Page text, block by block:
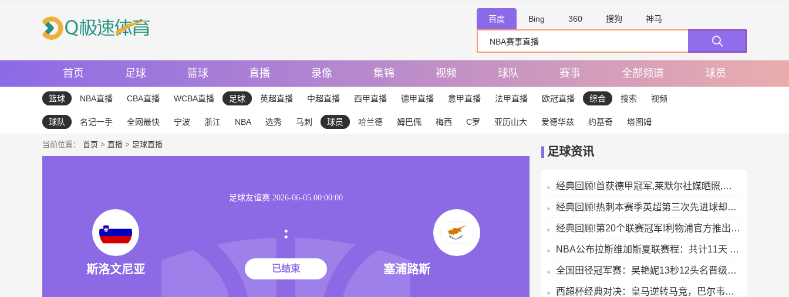
百度 Bing 360 搜狗 神马
首页 足球 篮球 直播 录像 集锦 视频 球队 赛事 全部频道 球员
篮球 NBA直播 CBA直播 WCBA直播 足球 英超直播 中超直播 西甲直播 德甲直播 意甲直播 法甲直播 欧冠直播 综合 搜索 视频
球队 名记一手 全网最快 宁波 浙江 NBA 选秀 马刺 球员 哈兰德 姆巴佩 梅西 C罗 亚历山大 爱德华兹 约基奇 塔图姆
当前位置： 首页 > 直播 > 足球直播
足球友谊赛 2026-06-05 00:00:00
斯洛文尼亚
:
已结束 塞浦路斯
足球资讯
经典回顾!首获德甲冠军,莱默尔社媒晒照,与凯恩、戴尔等队友疯狂庆祝
经典回顾!热刺本赛季英超第三次先进球却半场落后,比其他任何球队都更多
经典回顾!第20个联赛冠军!利物浦官方推出冠军纪念系列商品
NBA公布拉斯维加斯夏联赛程：共计11天 爵士奇才将在首日迎来正面交锋【来源腾讯体育】
全国田径冠军赛：吴艳妮13秒12头名晋级决赛，力压林雨薇刘景扬【来源腾讯体育】
西超杯经典对决：皇马逆转马竞，巴尔韦德闪耀全场献关键表现